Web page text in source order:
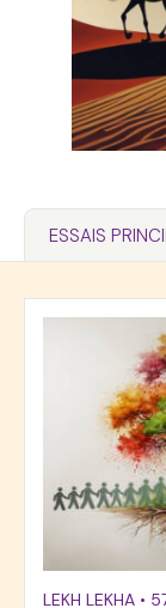
ESSAIS
LEKH LEKHA •